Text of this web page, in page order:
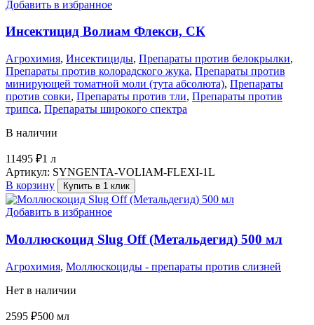
Добавить в избранное
Инсектицид Волиам Флекси, СК
Агрохимия, Инсектициды, Препараты против белокрылки,
Препараты против колорадского жука, Препараты против
минирующей томатной моли (тута абсолюта), Препараты
против совки, Препараты против тли, Препараты против
трипса, Препараты широкого спектра
В наличии
11495 ₽1 л
Артикул: SYNGENTA-VOLIAM-FLEXI-1L
В корзину
Купить в 1 клик
Добавить в избранное
Моллюскоцид Slug Off (Метальдегид) 500 мл
Агрохимия, Моллюскоциды - препараты против слизней
Нет в наличии
2595 ₽500 мл